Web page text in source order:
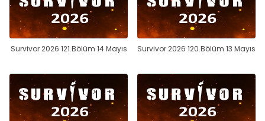
Survivor 2026 121.Bölüm 14 Mayıs Survivor 2026 120.Bölüm 13 Mayıs